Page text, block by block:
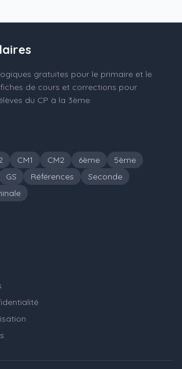
gratuites pour le primaire et le
de cours et corrections pour
du CP à la 3ème.
CM1 CM2 6ème
5ème
GS Références
Seconde